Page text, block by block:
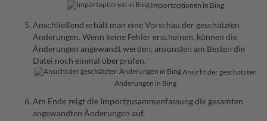
Importoptionen in Bing
Anschließend erhält man eine Vorschau der geschätzten
Änderungen. Wenn keine Fehler erscheinen, können die
Änderungen angewandt werden, ansonsten am Besten die
Datei noch einmal überprüfen.
Ansicht der geschätzten
Änderungen in Bing
Am Ende zeigt die Importzusammenfassung die gesamten
angewandten Änderungen auf.